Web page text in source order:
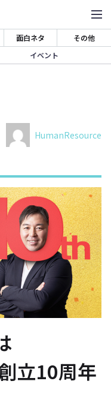
面白ネタ
その他
イベント
HumanResource
立10周年